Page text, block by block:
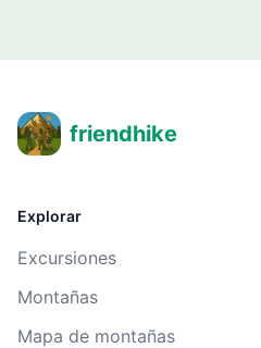
friendhike
Explorar
Excursiones
Montañas
Mapa de montañas